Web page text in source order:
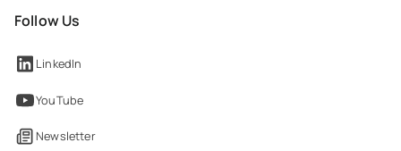
Follow Us
LinkedIn
YouTube
Newsletter